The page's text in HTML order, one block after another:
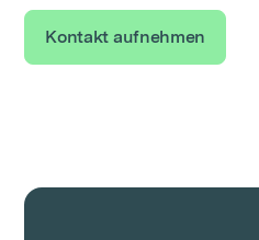
Kontakt aufnehmen